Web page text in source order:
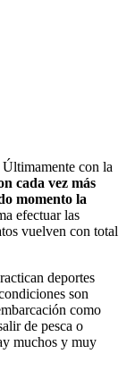
Últimamente con la
cada vez más
momento la
efectuar las
vuelven con total
deportes
son
como
de pesca o
muchos y muy